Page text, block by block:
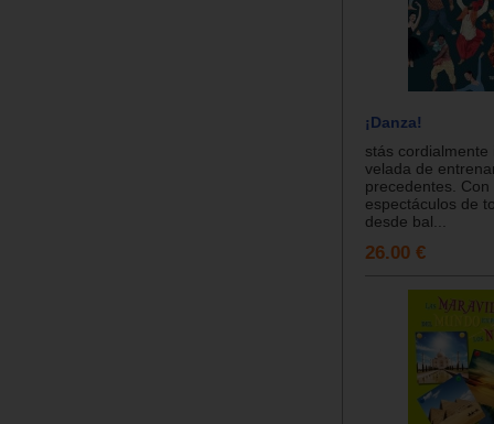
¡Danza!
stás cordialmente
velada de
precedentes.
espectáculos de
desde bal...
26.00 €